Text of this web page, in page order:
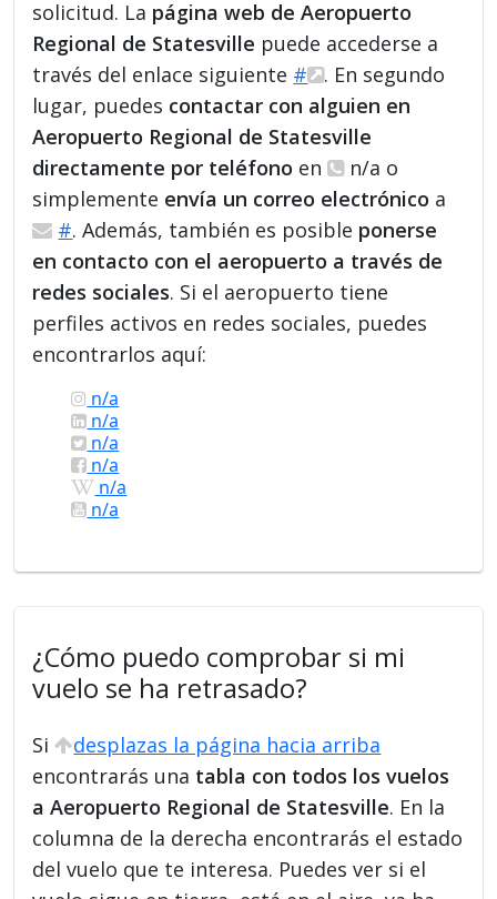
solicitud. La página web de Aeropuerto
Regional de Statesville puede accederse a
través del enlace siguiente #
. En segundo
lugar, puedes contactar con alguien en
Aeropuerto Regional de Statesville
directamente por teléfono en
n/a o
simplemente envía un correo electrónico a
#. Además, también es posible ponerse
en contacto con el aeropuerto a través de
redes sociales. Si el aeropuerto tiene
perfiles activos en redes sociales, puedes
encontrarlos aquí:
n/a
n/a
n/a
n/a
n/a
n/a
¿Cómo puedo comprobar si mi
vuelo se ha retrasado?
Si
desplazas la página hacia arriba
encontrarás una tabla con todos los vuelos
a Aeropuerto Regional de Statesville. En la
columna de la derecha encontrarás el estado
del vuelo que te interesa. Puedes ver si el